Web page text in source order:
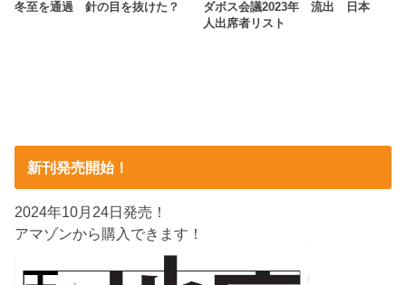
冬至を通過 針の目を抜けた？
ダボス会議2023年 流出 日本
人出席者リスト
新刊発売開始！
2024年10月24日発売！
アマゾンから購入できます！